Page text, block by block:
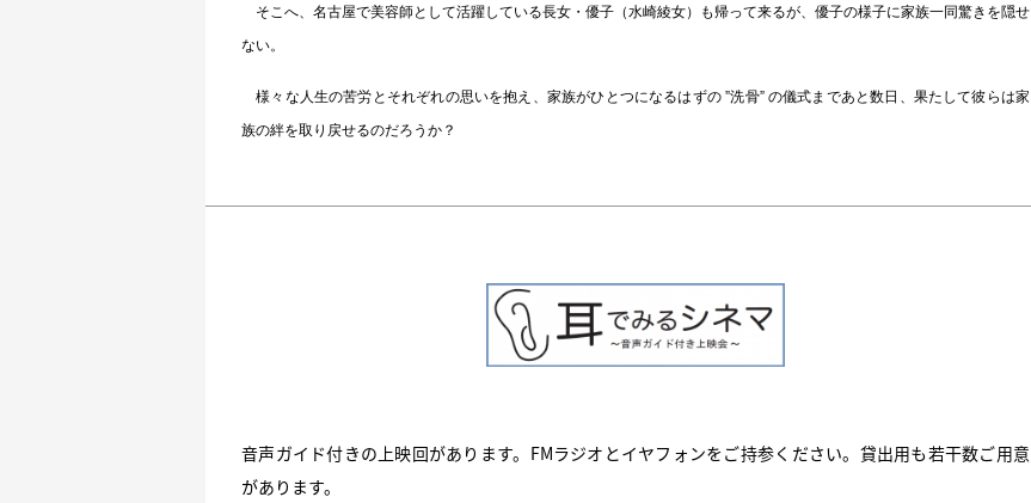
そこへ、名古屋で美容師として活躍している長女・優子（水崎綾女）も帰って来るが、優子の様子に家族一同驚きを隠せ
ない。
様々な人生の苦労とそれぞれの思いを抱え、家族がひとつになるはずの ”洗骨” の儀式まであと数日、果たして彼らは家
族の絆を取り戻せるのだろうか？
音声ガイド付きの上映回があります。FMラジオとイヤフォンをご持参ください。貸出用も若干数ご用意
があります。